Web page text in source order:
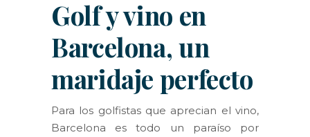
Golf y vino en
Barcelona, un
maridaje perfecto
Para los golfistas que aprecian el vino,
Barcelona es todo un paraíso por